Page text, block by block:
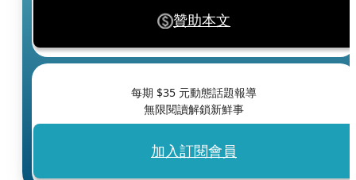
贊助本文
每期 $35 元動態話題報導
無限閱讀解鎖新鮮事
加入訂閱會員